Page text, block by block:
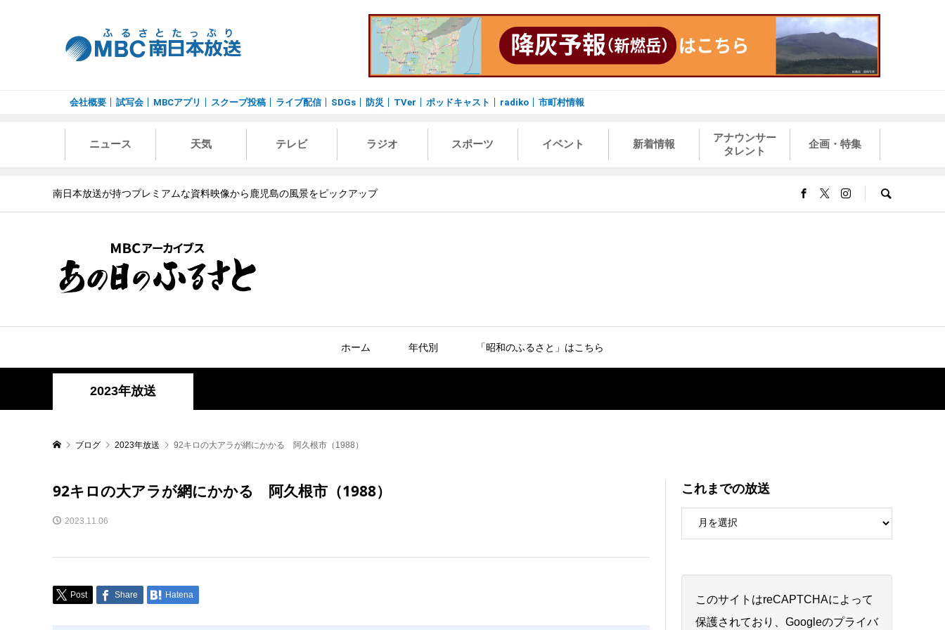
会社概要 試写会 MBCアプリ スクープ投稿 ライブ配信 SDGs 防災 TVer ポッドキャスト radiko 市町村情報
ニュース 天気 テレビ ラジオ スポーツ イベント 新着情報
アナウンサー
タレント
企画・特集
南日本放送が持つプレミアムな資料映像から鹿児島の風景をピックアップ
ホーム 年代別 「昭和のふるさと」はこちら
2023年放送
ブログ 2023年放送 92キロの大アラが網にかかる 阿久根市（1988）
92キロの大アラが網にかかる 阿久根市（1988）
2023.11.06
Post Share Hatena
これまでの放送
このサイトはreCAPTCHAによって
保護されており、Googleのプライバ